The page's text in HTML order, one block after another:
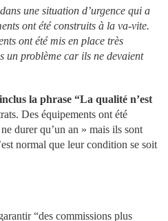
une situation d’urgence qui a
ont été construits à la va-vite.
ont été mis en place très
un problème car ils ne devaient
inclus la phrase “La qualité n’est
Des équipements ont été
durer qu’un an » mais ils sont
normal que leur condition se soit
“des commissions plus